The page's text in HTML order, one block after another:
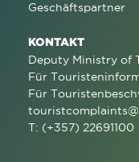
Geschäftspartner
KONTAKT
Deputy Ministry of
Für
Für
T: (+357) 22691100